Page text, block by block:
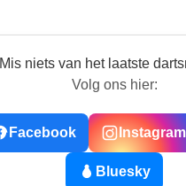
Mis niets van het laatste
Volg ons hier:
Facebook Instagram
Bluesky